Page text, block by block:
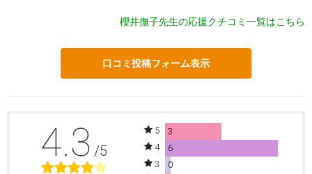
櫻井撫子先生の応援クチコミ一覧はこちら
口コミ投稿フォーム表示
4.3 /5
5
3
4
6
3
0